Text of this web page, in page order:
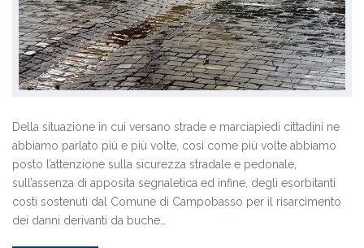
Della situazione in cui versano strade e marciapiedi cittadini ne
abbiamo parlato più e più volte, così come più volte abbiamo
posto l’attenzione sulla sicurezza stradale e pedonale,
sull’assenza di apposita segnaletica ed infine, degli esorbitanti
costi sostenuti dal Comune di Campobasso per il risarcimento
dei danni derivanti da buche…